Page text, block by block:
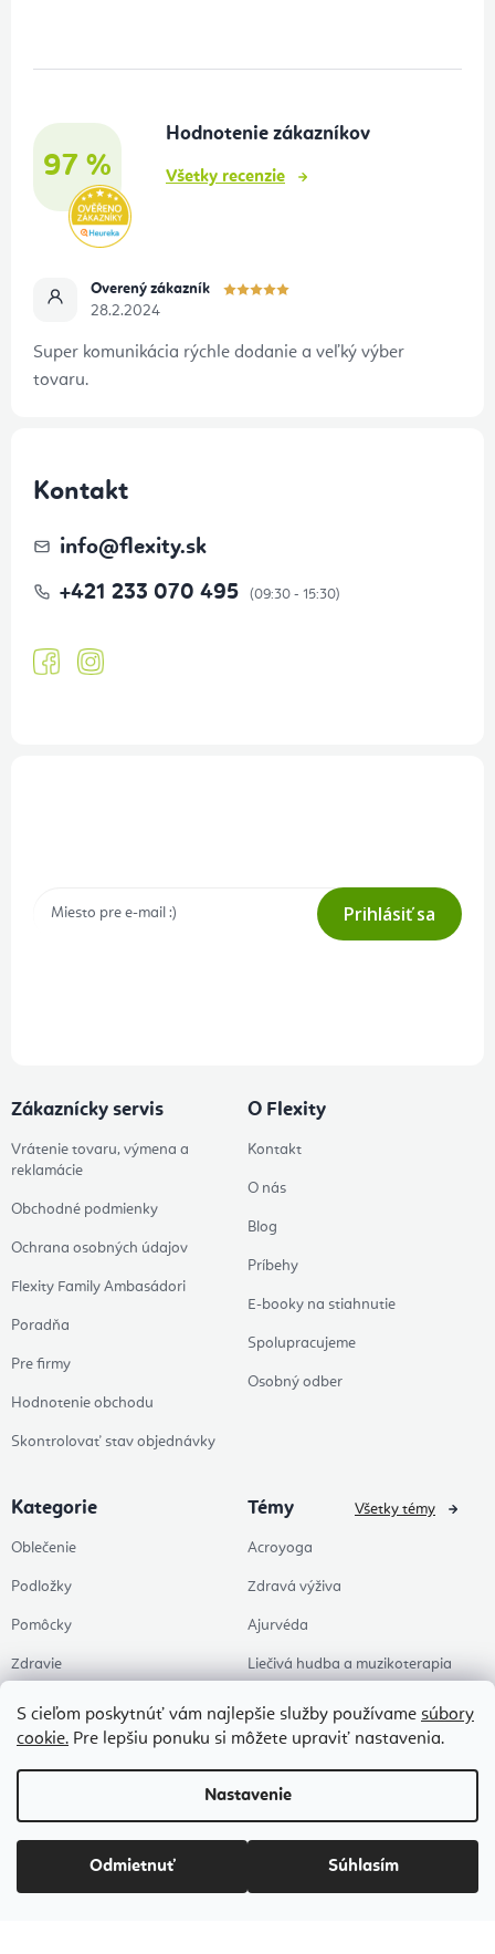
S cieľom poskytnúť vám najlepšie služby používame súbory
cookie. Pre lepšiu ponuku si môžete upraviť nastavenia.
Nastavenie
Odmietnuť Súhlasím
97 %
Hodnotenie zákazníkov
Všetky recenzie
Overený zákazník
28.2.2024
Super komunikácia rýchle dodanie a veľký výber
tovaru.
Kontakt
info@flexity.sk
+421 233 070 495
Prihlásiť sa
Zákaznícky servis
Vrátenie tovaru, výmena a
reklamácie
Obchodné podmienky
Ochrana osobných údajov
Flexity Family Ambasádori
Poradňa
Pre firmy
Hodnotenie obchodu
Skontrolovať stav objednávky
O Flexity
Kontakt
O nás
Blog
Príbehy
E-booky na stiahnutie
Spolupracujeme
Osobný odber
Kategorie
Oblečenie
Podložky
Pomôcky
Zdravie
Zľavy
Témy
Acroyoga
Zdravá výživa
Ajurvéda
Liečivá hudba a muzikoterapia
Pre štúdia
Kancelária & HomeOffice
Zen a meditácia
Aromaterapia
Všetky témy